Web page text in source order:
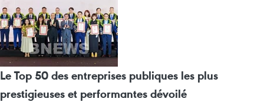
Le Top 50 des entreprises publiques les plus
prestigieuses et performantes dévoilé